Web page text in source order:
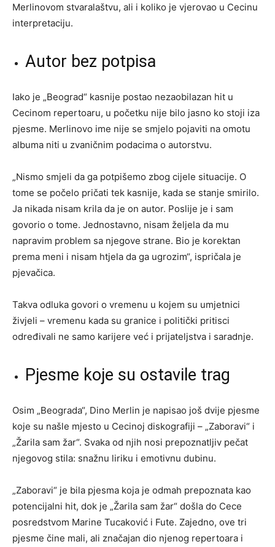
Merlinovom stvaralaštvu, ali i koliko je vjerovao u Cecinu
interpretaciju.
Autor bez potpisa
Iako je „Beograd“ kasnije postao nezaobilazan hit u
Cecinom repertoaru, u početku nije bilo jasno ko stoji iza
pjesme. Merlinovo ime nije se smjelo pojaviti na omotu
albuma niti u zvaničnim podacima o autorstvu.
„Nismo smjeli da ga potpišemo zbog cijele situacije. O
tome se počelo pričati tek kasnije, kada se stanje smirilo.
Ja nikada nisam krila da je on autor. Poslije je i sam
govorio o tome. Jednostavno, nisam željela da mu
napravim problem sa njegove strane. Bio je korektan
prema meni i nisam htjela da ga ugrozim“, ispričala je
pjevačica.
Takva odluka govori o vremenu u kojem su umjetnici
živjeli – vremenu kada su granice i politički pritisci
određivali ne samo karijere već i prijateljstva i saradnje.
Pjesme koje su ostavile trag
Osim „Beograda“, Dino Merlin je napisao još dvije pjesme
koje su našle mjesto u Cecinoj diskografiji – „Zaboravi“ i
„Žarila sam žar“. Svaka od njih nosi prepoznatljiv pečat
njegovog stila: snažnu liriku i emotivnu dubinu.
„Zaboravi“ je bila pjesma koja je odmah prepoznata kao
potencijalni hit, dok je „Žarila sam žar“ došla do Cece
posredstvom Marine Tucaković i Fute. Zajedno, ove tri
pjesme čine mali, ali značajan dio njenog repertoara i